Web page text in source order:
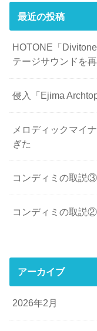
最近の投稿
HOTONE「
テージサウンドを
侵入「Ejima
メロディックマイ
ぎた
コンディミの取説③
コンディミの取説
アーカイブ
2026年2月